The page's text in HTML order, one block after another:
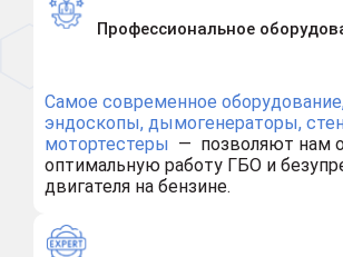
Профессиональное
Самое современное
эндоскопы, дымогенераторы,
мотортестеры — позволяют нам
оптимальную работу ГБО и
двигателя на бензине.